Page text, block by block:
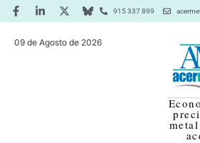
915 337 899
09 de Agosto de 2026